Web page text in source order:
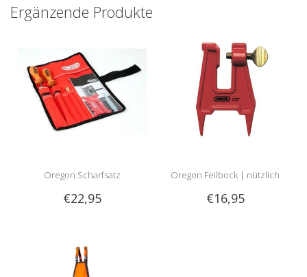
Ergänzende Produkte
Oregon Scharfsatz
€22,95
Oregon Feilbock | nützlich
beim Schärfen im Wald!
€16,95